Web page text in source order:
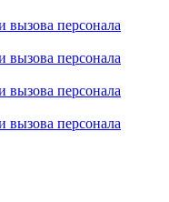
вызова персонала
вызова персонала
вызова персонала
вызова персонала